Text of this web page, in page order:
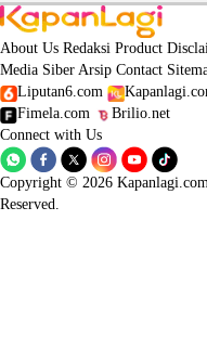
About Us Redaksi Product
Media Siber Arsip Contact
Liputan6.com
Fimela.com
Brilio.net
Connect with Us
Copyright © 2026
Reserved.